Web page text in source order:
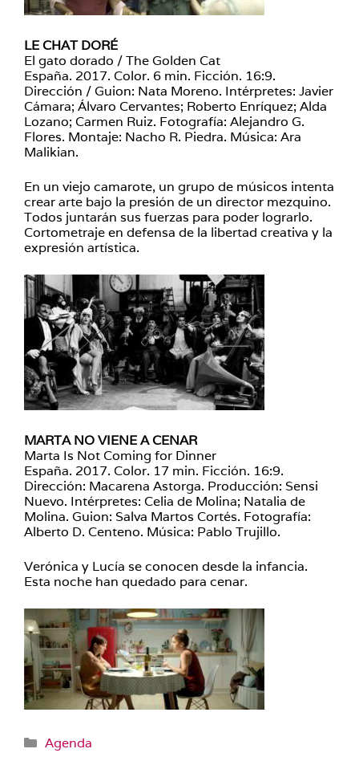
LE CHAT DORÉ
El gato dorado / The Golden Cat
España. 2017. Color. 6 min. Ficción. 16:9.
Dirección / Guion: Nata Moreno. Intérpretes: Javier
Cámara; Álvaro Cervantes; Roberto Enríquez; Alda
Lozano; Carmen Ruiz. Fotografía: Alejandro G.
Flores. Montaje: Nacho R. Piedra. Música: Ara
Malikian.
En un viejo camarote, un grupo de músicos intenta
crear arte bajo la presión de un director mezquino.
Todos juntarán sus fuerzas para poder lograrlo.
Cortometraje en defensa de la libertad creativa y la
expresión artística.
MARTA NO VIENE A CENAR
Marta Is Not Coming for Dinner
España. 2017. Color. 17 min. Ficción. 16:9.
Dirección: Macarena Astorga. Producción: Sensi
Nuevo. Intérpretes: Celia de Molina; Natalia de
Molina. Guion: Salva Martos Cortés. Fotografía:
Alberto D. Centeno. Música: Pablo Trujillo.
Verónica y Lucía se conocen desde la infancia.
Esta noche han quedado para cenar.
Categorías
Agenda